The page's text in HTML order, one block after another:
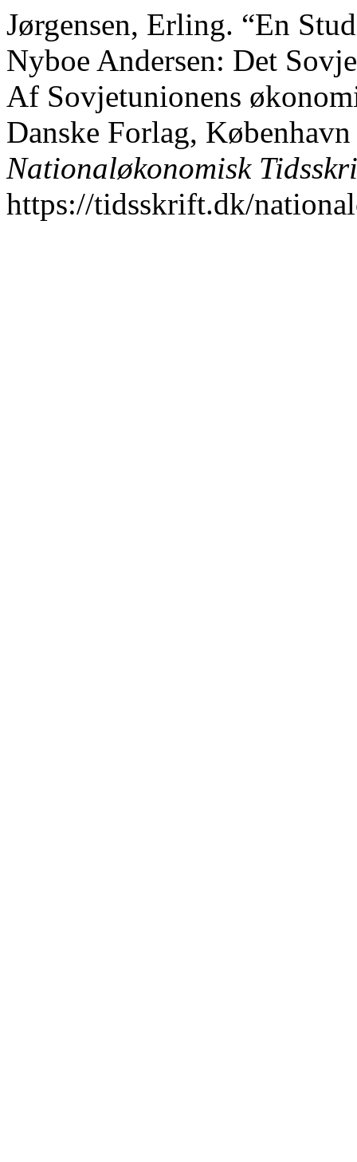
Jørgensen, Erling. “En
Nyboe Andersen: Det
Af Sovjetunionens
Danske Forlag,
Nationaløkonomisk
https://tidsskrift.dk/